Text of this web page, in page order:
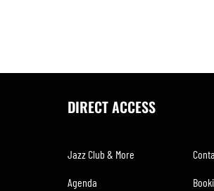
DIRECT ACCESS
Jazz Club & More
Agenda